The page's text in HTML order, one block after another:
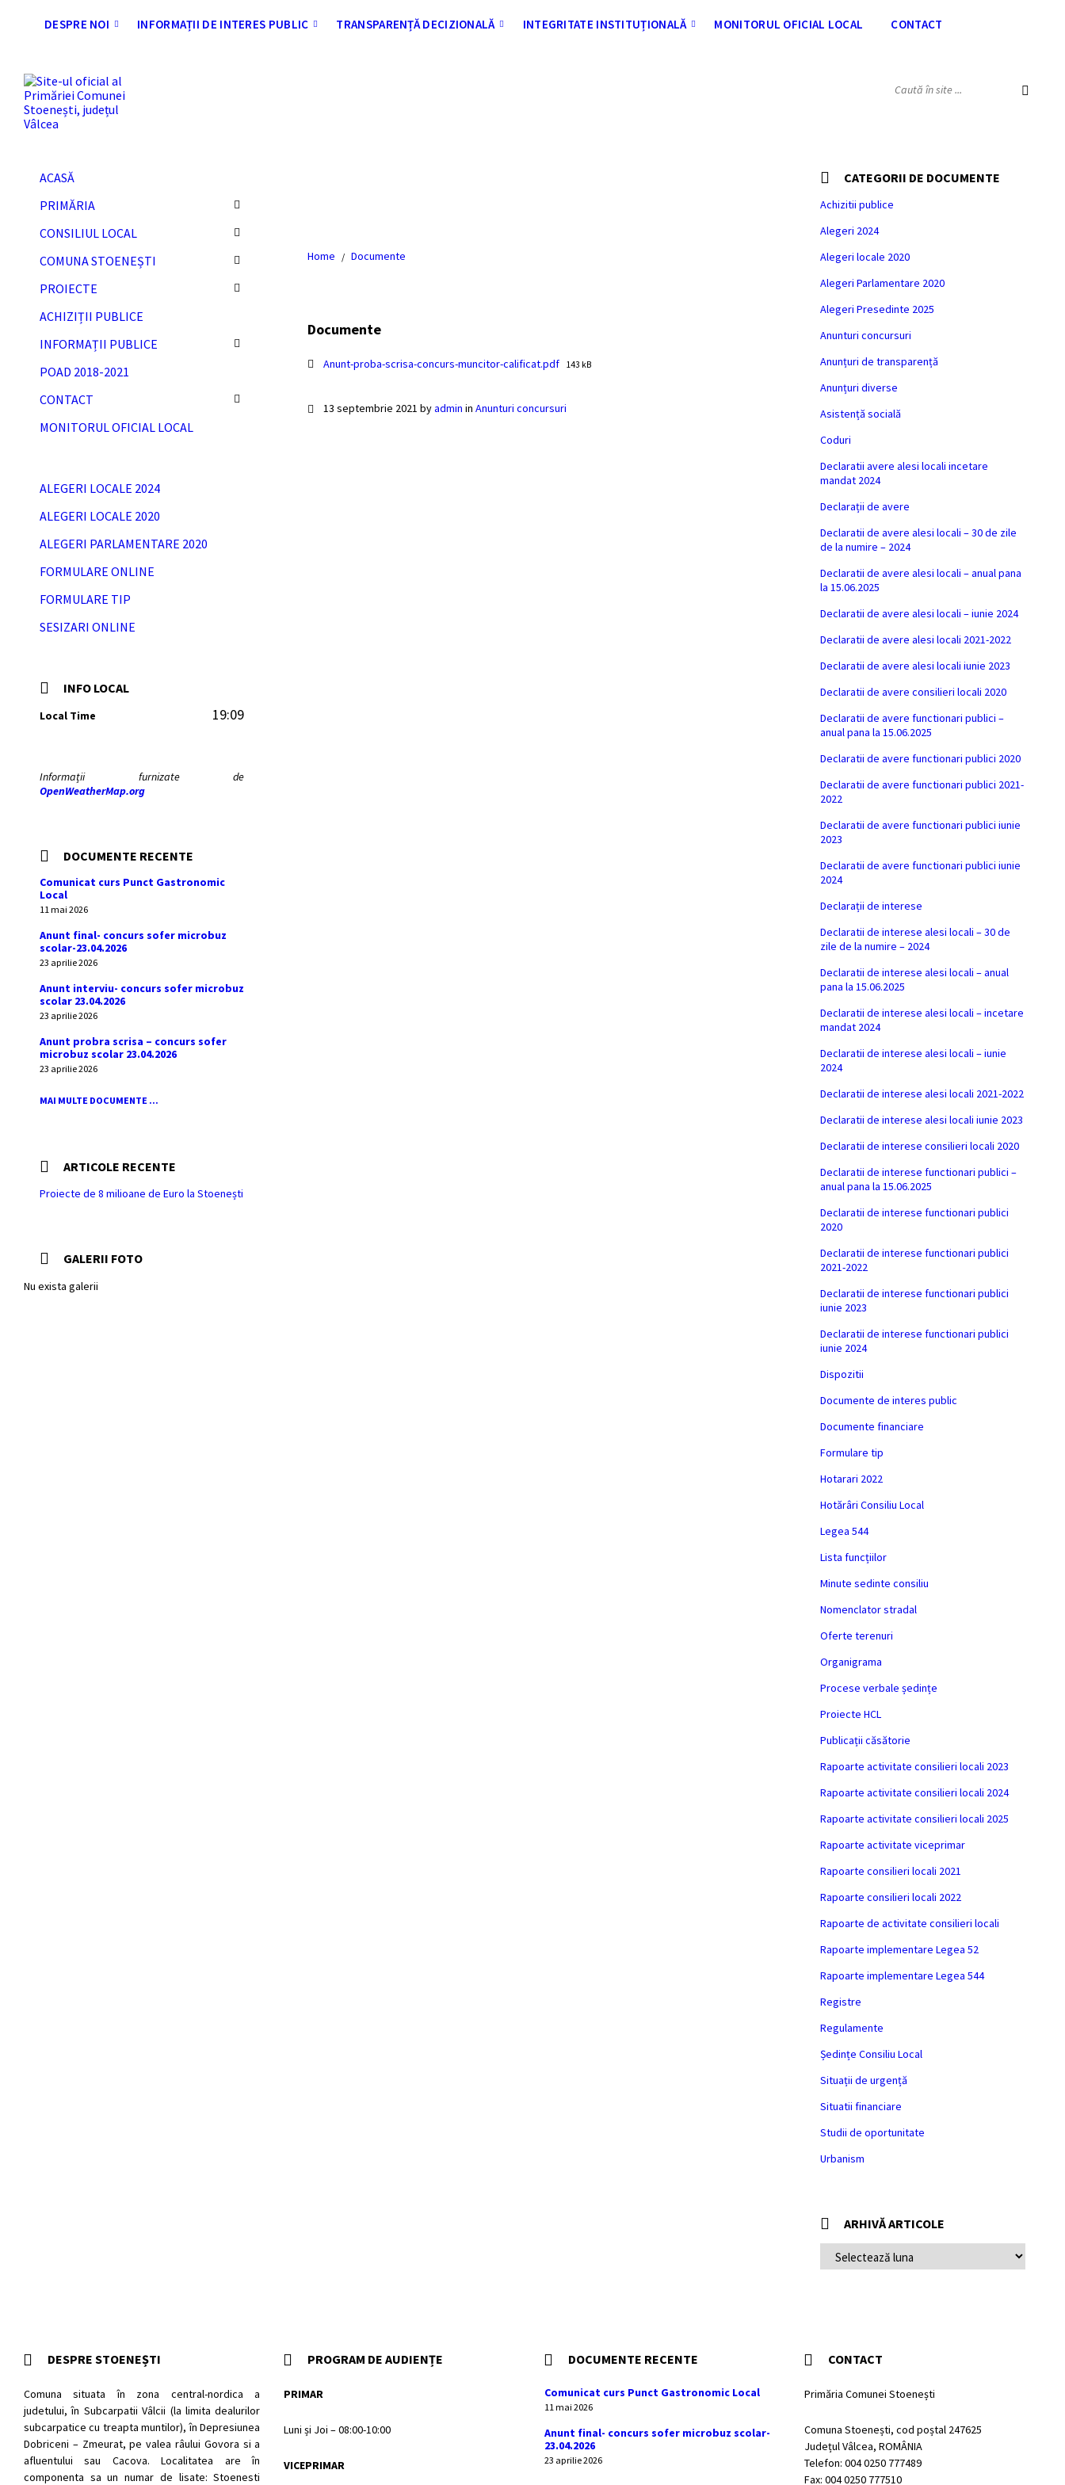
DESPRE NOI INFORMAȚII DE INTERES PUBLIC TRANSPARENȚĂ DECIZIONALĂ INTEGRITATE INSTITUȚIONALĂ MONITORUL OFICIAL LOCAL CONTACT
Home / Documente
Documente
Anunt-proba-scrisa-concurs-muncitor-calificat.pdf File
143 kB
13 septembrie 2021byadmin inAnunturi concursuri
ACASĂ
PRIMĂRIA
CONSILIUL LOCAL
COMUNA STOENEȘTI
PROIECTE
ACHIZIȚII PUBLICE
INFORMAȚII PUBLICE
POAD 2018-2021
CONTACT
MONITORUL OFICIAL LOCAL
ALEGERI LOCALE 2024
ALEGERI LOCALE 2020
ALEGERI PARLAMENTARE 2020
FORMULARE ONLINE
FORMULARE TIP
SESIZARI ONLINE
INFO LOCAL
Local Time 19:09
Informații furnizate de
OpenWeatherMap.org
DOCUMENTE RECENTE
Comunicat curs Punct Gastronomic
Local
11 mai 2026
Anunt final- concurs sofer microbuz
scolar-23.04.2026
23 aprilie 2026
Anunt interviu- concurs sofer microbuz
scolar 23.04.2026
23 aprilie 2026
Anunt probra scrisa – concurs sofer
microbuz scolar 23.04.2026
23 aprilie 2026
MAI MULTE DOCUMENTE ...
ARTICOLE RECENTE
Proiecte de 8 milioane de Euro la Stoenești
GALERII FOTO
Nu exista galerii
CATEGORII DE DOCUMENTE
Achizitii publice
Alegeri 2024
Alegeri locale 2020
Alegeri Parlamentare 2020
Alegeri Presedinte 2025
Anunturi concursuri
Anunțuri de transparență
Anunțuri diverse
Asistență socială
Coduri
Declaratii avere alesi locali incetare
mandat 2024
Declarații de avere
Declaratii de avere alesi locali – 30 de zile
de la numire – 2024
Declaratii de avere alesi locali – anual pana
la 15.06.2025
Declaratii de avere alesi locali – iunie 2024
Declaratii de avere alesi locali 2021-2022
Declaratii de avere alesi locali iunie 2023
Declaratii de avere consilieri locali 2020
Declaratii de avere functionari publici –
anual pana la 15.06.2025
Declaratii de avere functionari publici 2020
Declaratii de avere functionari publici 2021-
2022
Declaratii de avere functionari publici iunie
2023
Declaratii de avere functionari publici iunie
2024
Declarații de interese
Declaratii de interese alesi locali – 30 de
zile de la numire – 2024
Declaratii de interese alesi locali – anual
pana la 15.06.2025
Declaratii de interese alesi locali – incetare
mandat 2024
Declaratii de interese alesi locali – iunie
2024
Declaratii de interese alesi locali 2021-2022
Declaratii de interese alesi locali iunie 2023
Declaratii de interese consilieri locali 2020
Declaratii de interese functionari publici –
anual pana la 15.06.2025
Declaratii de interese functionari publici
2020
Declaratii de interese functionari publici
2021-2022
Declaratii de interese functionari publici
iunie 2023
Declaratii de interese functionari publici
iunie 2024
Dispozitii
Documente de interes public
Documente financiare
Formulare tip
Hotarari 2022
Hotărâri Consiliu Local
Legea 544
Lista funcțiilor
Minute sedinte consiliu
Nomenclator stradal
Oferte terenuri
Organigrama
Procese verbale ședințe
Proiecte HCL
Publicații căsătorie
Rapoarte activitate consilieri locali 2023
Rapoarte activitate consilieri locali 2024
Rapoarte activitate consilieri locali 2025
Rapoarte activitate viceprimar
Rapoarte consilieri locali 2021
Rapoarte consilieri locali 2022
Rapoarte de activitate consilieri locali
Rapoarte implementare Legea 52
Rapoarte implementare Legea 544
Registre
Regulamente
Ședințe Consiliu Local
Situații de urgență
Situatii financiare
Studii de oportunitate
Urbanism
ARHIVĂ ARTICOLE
ARTICOLE
DESPRE STOENEȘTI
Comuna situata în zona central-nordica a
judetului, în Subcarpatii Vâlcii (la limita dealurilor
subcarpatice cu treapta muntilor), în Depresiunea
Dobriceni – Zmeurat, pe valea râului Govora si a
afluentului sau Cacova. Localitatea are în
componenta sa un numar de lisate: Stoenesti
PROGRAM DE AUDIENȚE
PRIMAR
Luni și Joi – 08:00-10:00
VICEPRIMAR
DOCUMENTE RECENTE
Comunicat curs Punct Gastronomic Local
11 mai 2026
Anunt final- concurs sofer microbuz scolar-
23.04.2026
23 aprilie 2026
CONTACT
Primăria Comunei Stoenești
Comuna Stoenești, cod poștal 247625
Județul Vâlcea, ROMÂNIA
Telefon: 004 0250 777489
Fax: 004 0250 777510